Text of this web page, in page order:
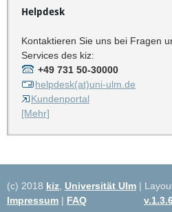
Helpdesk
Kontaktieren Sie uns bei Fragen
Services des kiz:
+49 731 50-30000
helpdesk(at)uni-ulm.de
Kundenportal
[Mehr]
(c) 2018 kiz Universität Ulm |
Impressum | FAQ